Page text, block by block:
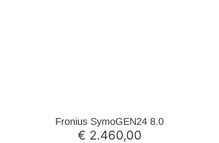
Fronius SymoGEN24 8.0
€ 2.460,00